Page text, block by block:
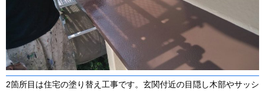
2箇所目は住宅の塗り替え工事です。玄関付近の目隠し木部やサッシ